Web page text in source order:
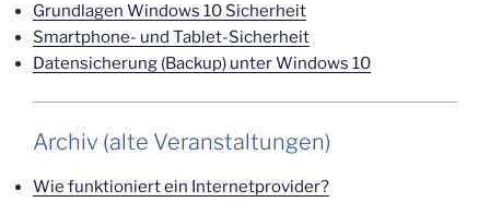
Grundlagen Windows 10 Sicherheit
Smartphone- und Tablet-Sicherheit
Datensicherung (Backup) unter Windows 10
Archiv (alte Veranstaltungen)
Wie funktioniert ein Internetprovider?